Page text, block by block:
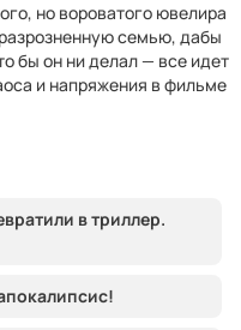
но вороватого ювелира
семью, дабы
бы он ни делал — все идет
и напряжения в фильме
в триллер.